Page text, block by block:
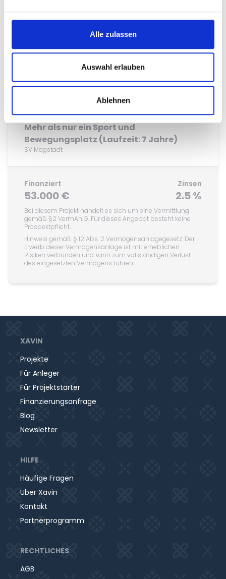
Alle zulassen
Auswahl erlauben
Ablehnen
Mehr als nur ein Sport und
Bewegungsplatz (Laufzeit: 7 Jahre)
SV Magstadt
Finanziert
53.000 €
Zinsen
2.5 %
Bei diesem Projekt handelt es sich um eine Vermittlung
gemäß §2 VermAnlG. Für dieses Angebot besteht keine
Prospektpflicht.
Hinweis gemäß § 12 Abs. 2 Vermögensanlagegesetz: Der
Erwerb dieser Vermögensanlage ist mit erheblichen
Risiken verbunden und kann zum vollständigen Verlust
des eingesetzten Vermögens führen.
XAVIN
Projekte
Für Anleger
Für Projektstarter
Finanzierungsanfrage
Blog
Newsletter
HILFE
Häufige Fragen
Über Xavin
Kontakt
Partnerprogramm
RECHTLICHES
AGB